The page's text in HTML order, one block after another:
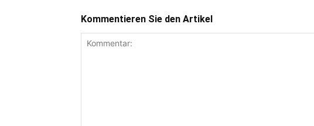
Kommentieren Sie den Artikel